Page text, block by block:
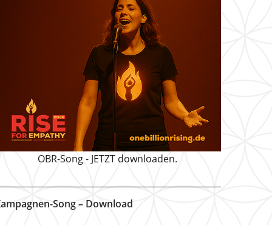
OBR-Song - JETZT downloaden.
Song – Download